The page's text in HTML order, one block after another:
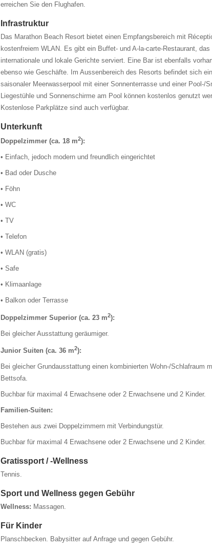
erreichen Sie den Flughafen.
Infrastruktur
Das Marathon Beach Resort bietet einen Empfangsbereich mit
kostenfreiem WLAN. Es gibt ein Buffet- und A-la-carte-Restaurant, das
internationale und lokale Gerichte serviert. Eine Bar ist ebenfalls
ebenso wie Geschäfte. Im Aussenbereich des Resorts befindet sich ein
saisonaler Meerwasserpool mit einer Sonnenterrasse und einer Pool-/
Liegestühle und Sonnenschirme am Pool können kostenlos genutzt
Kostenlose Parkplätze sind auch verfügbar.
Unterkunft
Doppelzimmer (ca. 18 m2):
• Einfach, jedoch modern und freundlich eingerichtet
• Bad oder Dusche
• Föhn
• WC
• TV
• Telefon
• WLAN (gratis)
• Safe
• Klimaanlage
• Balkon oder Terrasse
Doppelzimmer Superior (ca. 23 m2):
Bei gleicher Ausstattung geräumiger.
Junior Suiten (ca. 36 m2):
Bei gleicher Grundausstattung einen kombinierten Wohn-/Schlafraum
Bettsofa.
Buchbar für maximal 4 Erwachsene oder 2 Erwachsene und 2 Kinder.
Familien-Suiten:
Bestehen aus zwei Doppelzimmern mit Verbindungstür.
Buchbar für maximal 4 Erwachsene oder 2 Erwachsene und 2 Kinder.
Gratissport / -Wellness
Tennis.
Sport und Wellness gegen Gebühr
Wellness: Massagen.
Für Kinder
Planschbecken. Babysitter auf Anfrage und gegen Gebühr.